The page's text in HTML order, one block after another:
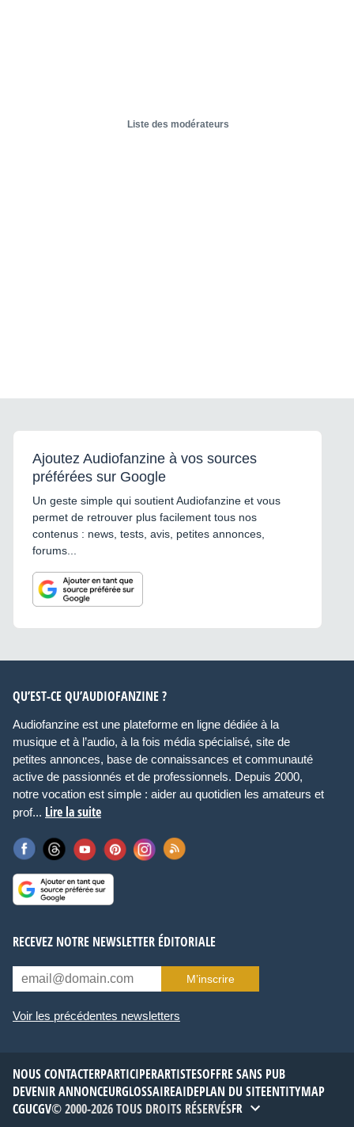
Liste des modérateurs
Ajoutez Audiofanzine à vos sources
préférées sur Google
Un geste simple qui soutient Audiofanzine et vous
permet de retrouver plus facilement tous nos
contenus : news, tests, avis, petites annonces,
forums...
QU’EST-CE QU’AUDIOFANZINE ?
Audiofanzine est une plateforme en ligne dédiée à la
musique et à l’audio, à la fois média spécialisé, site de
petites annonces, base de connaissances et communauté
active de passionnés et de professionnels. Depuis 2000,
notre vocation est simple : aider au quotidien les amateurs et
prof... Lire la suite
RECEVEZ NOTRE NEWSLETTER ÉDITORIALE
M’inscrire
Voir les précédentes newsletters
NOUS CONTACTERPARTICIPERARTISTESOFFRE SANS PUB
DEVENIR ANNONCEURGLOSSAIREAIDEPLAN DU SITEENTITYMAP
CGUCGV© 2000-2026 TOUS DROITS RÉSERVÉSFR